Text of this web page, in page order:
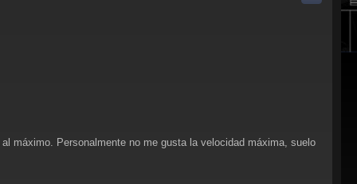
máximo. Personalmente no me gusta la velocidad máxima, suelo